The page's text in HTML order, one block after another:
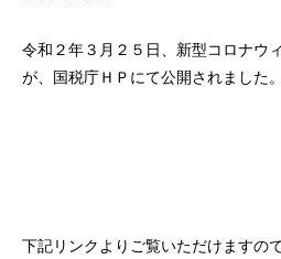
令和２年３月２５日、新型コロナウ
が、国税庁ＨＰにて公開されました。
下記リンクよりご覧いただけますの